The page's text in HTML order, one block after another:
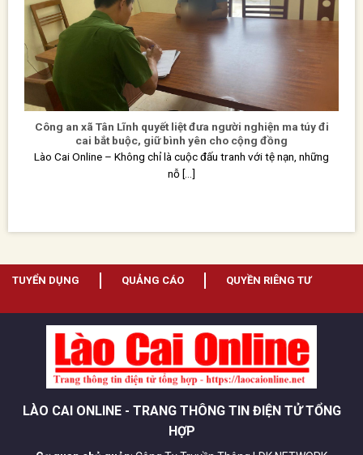
Công an xã Tân Lĩnh quyết liệt đưa người nghiện ma túy đi
cai bắt buộc, giữ bình yên cho cộng đồng
Lào Cai Online – Không chỉ là cuộc đấu tranh với tệ nạn, những
nỗ [...]
TUYỂN DỤNG QUẢNG CÁO QUYỀN RIÊNG TƯ
LÀO CAI ONLINE - TRANG THÔNG TIN ĐIỆN TỬ TỔNG
HỢP